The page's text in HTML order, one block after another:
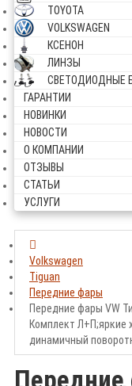
TOYOTA
VOLKSWAGEN
КСЕНОН
ЛИНЗЫ
СВЕТОДИОДНЫЕ
ГАРАНТИИ
НОВИНКИ
НОВОСТИ
О КОМПАНИИ
ОТЗЫВЫ
СТАТЬИ
УСЛУГИ
Volkswagen
Tiguan
Передние фары
Передние фары VW
Комплект Л+П;яркие
динамичный